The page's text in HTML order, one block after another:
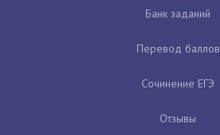
Банк заданий
Перевод баллов
Сочинение ЕГЭ
Отзывы